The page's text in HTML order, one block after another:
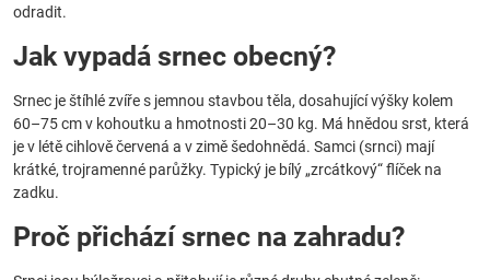
odradit.
Jak vypadá srnec obecný?
Srnec je štíhlé zvíře s jemnou stavbou těla, dosahující výšky kolem
60–75 cm v kohoutku a hmotnosti 20–30 kg. Má hnědou srst, která
je v létě cihlově červená a v zimě šedohnědá. Samci (srnci) mají
krátké, trojramenné parůžky. Typický je bílý „zrcátkový“ flíček na
zadku.
Proč přichází srnec na zahradu?